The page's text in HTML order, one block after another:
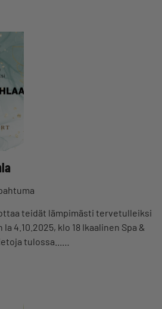
teidät lämpimästi tervetulleiksi
4.10.2025, klo 18 Ikaalinen Spa &
tulossa...…